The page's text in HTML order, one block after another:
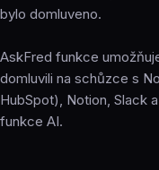
bylo domluveno.
AskFred funkce
domluvili na schůzce s
HubSpot), Notion, Slack
funkce AI.